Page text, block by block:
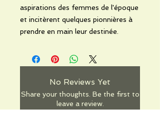
aspirations des femmes de l'époque
et incitèrent quelques pionnières à
prendre en main leur destinée.
No Reviews Yet
Share your thoughts. Be the first to
leave a review.